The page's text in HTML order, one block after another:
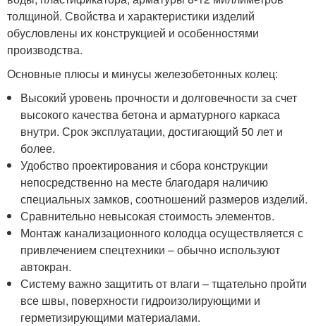
толщиной. Свойства и характеристики изделий
обусловлены их конструкцией и особенностями
производства.
Основные плюсы и минусы железобетонных колец:
Высокий уровень прочности и долговечности за счет
высокого качества бетона и арматурного каркаса
внутри. Срок эксплуатации, достигающий 50 лет и
более.
Удобство проектирования и сбора конструкции
непосредственно на месте благодаря наличию
специальных замков, соотношений размеров изделий.
Сравнительно невысокая стоимость элементов.
Монтаж канализационного колодца осуществляется с
привлечением спецтехники – обычно используют
автокран.
Систему важно защитить от влаги – тщательно пройти
все швы, поверхности гидроизолирующими и
герметизирующими материалами.